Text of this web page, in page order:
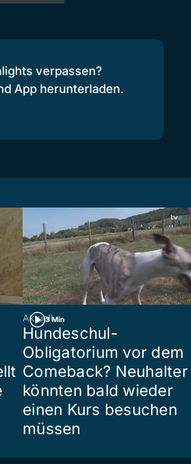
verpassen?
App herunterladen.
3 Min
Aktuell
Hundeschul-
Obligatorium vor dem
Comeback? Neuhalter
könnten bald wieder
einen Kurs besuchen
müssen